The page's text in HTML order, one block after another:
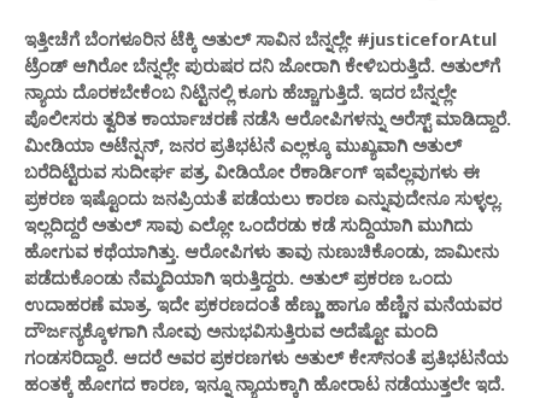
ಇತ್ತೀಚೆಗೆ ಬೆಂಗಳೂರಿನ ಟೆಕ್ಕಿ ಅತುಲ್​ ಸಾವಿನ ಬೆನ್ನಲ್ಲೇ #justiceforAtul
ಟ್ರೆಂಡ್ ಆಗಿರೋ ಬೆನ್ನಲ್ಲೇ ಪುರುಷರ ದನಿ ಜೋರಾಗಿ ಕೇಳಿಬರುತ್ತಿದೆ. ಅತುಲ್​ಗೆ
ನ್ಯಾಯ ದೊರಕಬೇಕೆಂಬ ನಿಟ್ಟಿನಲ್ಲಿ ಕೂಗು ಹೆಚ್ಚಾಗುತ್ತಿದೆ. ಇದರ ಬೆನ್ನಲ್ಲೇ
ಪೊಲೀಸರು ತ್ವರಿತ ಕಾರ್ಯಾಚರಣೆ ನಡೆಸಿ ಆರೋಪಿಗಳನ್ನು ಅರೆಸ್ಟ್​ ಮಾಡಿದ್ದಾರೆ.
ಮೀಡಿಯಾ ಅಟೆನ್ಷನ್​, ಜನರ ಪ್ರತಿಭಟನೆ ಎಲ್ಲಕ್ಕೂ ಮುಖ್ಯವಾಗಿ ಅತುಲ್​
ಬರೆದಿಟ್ಟಿರುವ ಸುದೀರ್ಘ ಪತ್ರ, ವೀಡಿಯೋ ರೆಕಾರ್ಡಿಂಗ್​ ಇವೆಲ್ಲವುಗಳು ಈ
ಪ್ರಕರಣ ಇಷ್ಟೊಂದು ಜನಪ್ರಿಯತೆ ಪಡೆಯಲು ಕಾರಣ ಎನ್ನುವುದೇನೂ ಸುಳ್ಳಲ್ಲ.
ಇಲ್ಲದಿದ್ದರೆ ಅತುಲ್​ ಸಾವು ಎಲ್ಲೋ ಒಂದೆರಡು ಕಡೆ ಸುದ್ದಿಯಾಗಿ ಮುಗಿದು
ಹೋಗುವ ಕಥೆಯಾಗಿತ್ತು. ಆರೋಪಿಗಳು ತಾವು ನುಣುಚಿಕೊಂಡು, ಜಾಮೀನು
ಪಡೆದುಕೊಂಡು ನೆಮ್ಮದಿಯಾಗಿ ಇರುತ್ತಿದ್ದರು. ಅತುಲ್​ ಪ್ರಕರಣ ಒಂದು
ಉದಾಹರಣೆ ಮಾತ್ರ. ಇದೇ ಪ್ರಕರಣದಂತೆ ಹೆಣ್ಣು ಹಾಗೂ ಹೆಣ್ಣಿನ ಮನೆಯವರ
ದೌರ್ಜನ್ಯಕ್ಕೊಳಗಾಗಿ ನೋವು ಅನುಭವಿಸುತ್ತಿರುವ ಅದೆಷ್ಟೋ ಮಂದಿ
ಗಂಡಸರಿದ್ದಾರೆ. ಆದರೆ ಅವರ ಪ್ರಕರಣಗಳು ಅತುಲ್​ ಕೇಸ್​‌ನಂತೆ ಪ್ರತಿಭಟನೆಯ
ಹಂತಕ್ಕೆ ಹೋಗದ ಕಾರಣ, ಇನ್ನೂ ನ್ಯಾಯಕ್ಕಾಗಿ ಹೋರಾಟ ನಡೆಯುತ್ತಲೇ ಇದೆ.